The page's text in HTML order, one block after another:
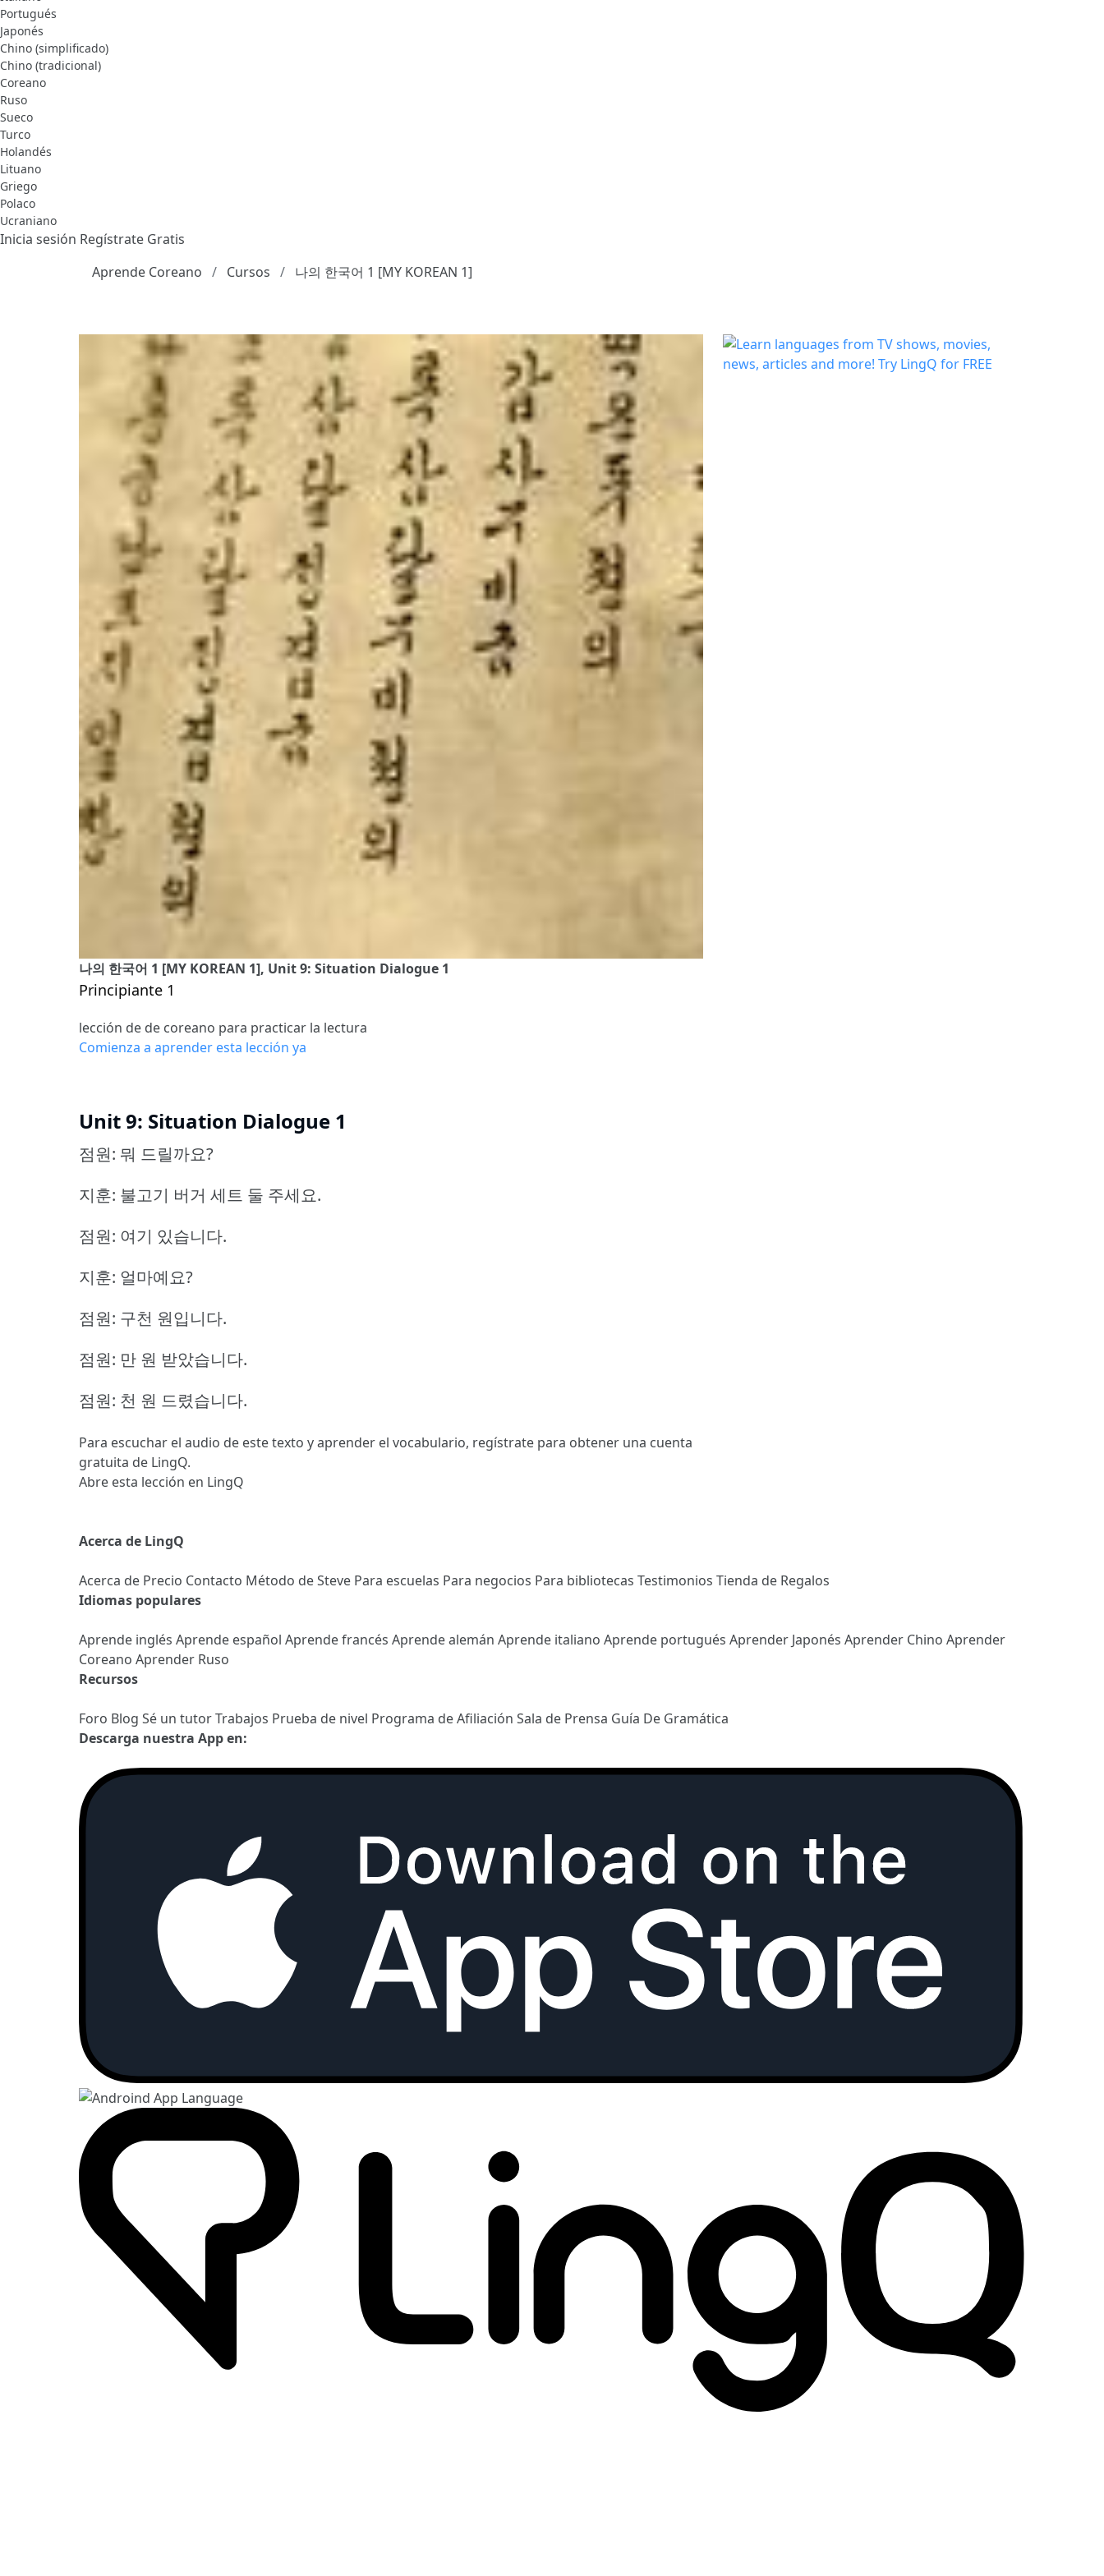
Portugués
Japonés
Chino (simplificado)
Chino (tradicional)
Coreano
Ruso
Sueco
Turco
Holandés
Lituano
Griego
Polaco
Ucraniano
Inicia sesión Regístrate Gratis
Aprende Coreano
Cursos 나의 한국어 1 [MY KOREAN 1]
나의 한국어 1 [MY KOREAN 1], Unit 9: Situation Dialogue 1
Principiante 1
lección de de coreano para practicar la lectura
Comienza a aprender esta lección ya
Unit 9: Situation Dialogue 1
점원: 뭐 드릴까요?
지훈: 불고기 버거 세트 둘 주세요.
점원: 여기 있습니다.
지훈: 얼마예요?
점원: 구천 원입니다.
점원: 만 원 받았습니다.
점원: 천 원 드렸습니다.
Para escuchar el audio de este texto y aprender el vocabulario, regístrate para obtener una cuenta
gratuita de LingQ.
Abre esta lección en LingQ
Acerca de LingQ
Acerca de Precio Contacto Método de Steve Para escuelas Para negocios Para bibliotecas Testimonios Tienda de Regalos
Idiomas populares
Aprende inglés Aprende español Aprende francés Aprende alemán Aprende italiano Aprende portugués Aprender Japonés Aprender Chino Aprender
Coreano Aprender Ruso
Recursos
Foro Blog Sé un tutorTrabajos Prueba de nivel Programa de Afiliación Sala de Prensa Guía De Gramática
Descarga nuestra App en: